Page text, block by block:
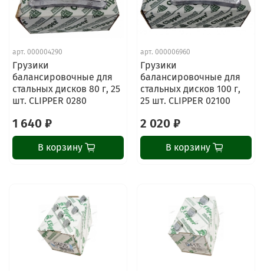
арт. 000004290
Грузики
балансировочные для
стальных дисков 80 г, 25
шт. CLIPPER 0280
1 640 ₽
В корзину
арт. 000006960
Грузики
балансировочные для
стальных дисков 100 г,
25 шт. CLIPPER 02100
2 020 ₽
В корзину